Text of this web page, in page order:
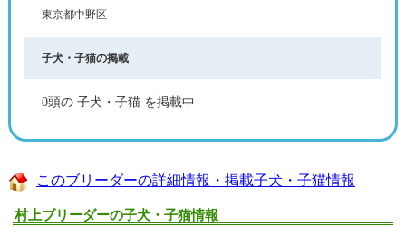
東京都中野区
子犬・子猫の掲載
0頭の 子犬・子猫 を掲載中
このブリーダーの詳細情報・掲載子犬・子猫情報
村上ブリーダーの子犬・子猫情報